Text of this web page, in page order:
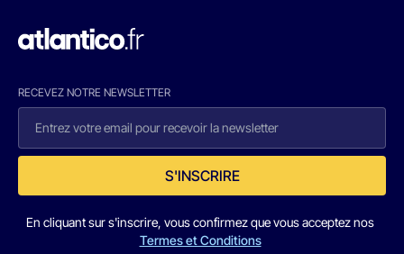
RECEVEZ NOTRE NEWSLETTER
S'INSCRIRE
En cliquant sur s'inscrire, vous confirmez que vous acceptez nos
Termes et Conditions